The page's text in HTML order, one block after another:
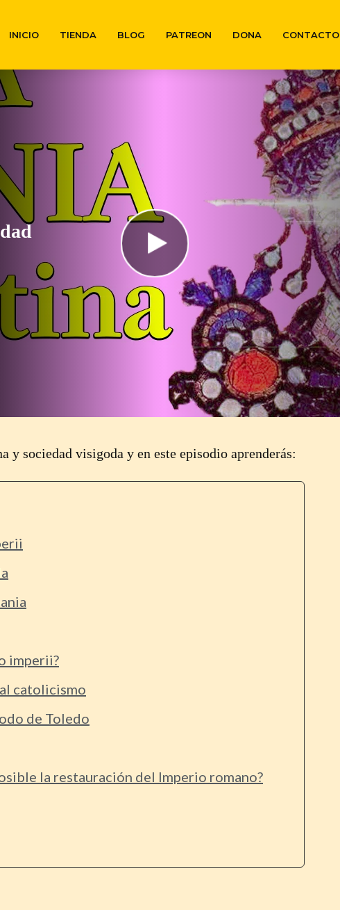
INICIO TIENDA BLOG PATREON DONA CONTACTO
y sociedad visigoda y en este episodio aprenderás:
imperii?
catolicismo
de Toledo
la restauración del Imperio romano?